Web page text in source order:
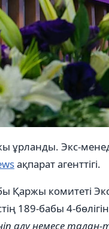
ұрланды. Экс-
ақпарат агенттігі.
Қаржы комитеті
189-бабы 4-
алу немесе талан-